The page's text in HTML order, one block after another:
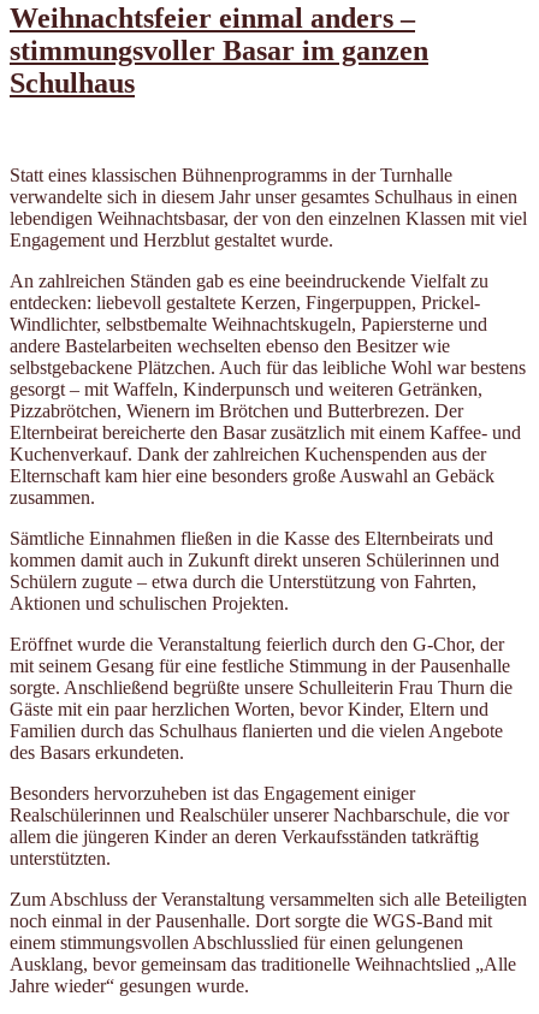
Weihnachtsfeier einmal anders –
stimmungsvoller Basar im ganzen
Schulhaus
Statt eines klassischen Bühnenprogramms in der Turnhalle
verwandelte sich in diesem Jahr unser gesamtes Schulhaus in einen
lebendigen Weihnachtsbasar, der von den einzelnen Klassen mit viel
Engagement und Herzblut gestaltet wurde.
An zahlreichen Ständen gab es eine beeindruckende Vielfalt zu
entdecken: liebevoll gestaltete Kerzen, Fingerpuppen, Prickel-
Windlichter, selbstbemalte Weihnachtskugeln, Papiersterne und
andere Bastelarbeiten wechselten ebenso den Besitzer wie
selbstgebackene Plätzchen. Auch für das leibliche Wohl war bestens
gesorgt – mit Waffeln, Kinderpunsch und weiteren Getränken,
Pizzabrötchen, Wienern im Brötchen und Butterbrezen. Der
Elternbeirat bereicherte den Basar zusätzlich mit einem Kaffee- und
Kuchenverkauf. Dank der zahlreichen Kuchenspenden aus der
Elternschaft kam hier eine besonders große Auswahl an Gebäck
zusammen.
Sämtliche Einnahmen fließen in die Kasse des Elternbeirats und
kommen damit auch in Zukunft direkt unseren Schülerinnen und
Schülern zugute – etwa durch die Unterstützung von Fahrten,
Aktionen und schulischen Projekten.
Eröffnet wurde die Veranstaltung feierlich durch den G-Chor, der
mit seinem Gesang für eine festliche Stimmung in der Pausenhalle
sorgte. Anschließend begrüßte unsere Schulleiterin Frau Thurn die
Gäste mit ein paar herzlichen Worten, bevor Kinder, Eltern und
Familien durch das Schulhaus flanierten und die vielen Angebote
des Basars erkundeten.
Besonders hervorzuheben ist das Engagement einiger
Realschülerinnen und Realschüler unserer Nachbarschule, die vor
allem die jüngeren Kinder an deren Verkaufsständen tatkräftig
unterstützten.
Zum Abschluss der Veranstaltung versammelten sich alle Beteiligten
noch einmal in der Pausenhalle. Dort sorgte die WGS-Band mit
einem stimmungsvollen Abschlusslied für einen gelungenen
Ausklang, bevor gemeinsam das traditionelle Weihnachtslied „Alle
Jahre wieder“ gesungen wurde.